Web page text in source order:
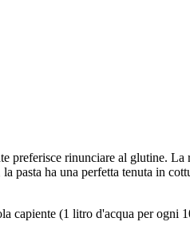
preferisce rinunciare al glutine.
ha una perfetta tenuta in
capiente (1 litro d'acqua per